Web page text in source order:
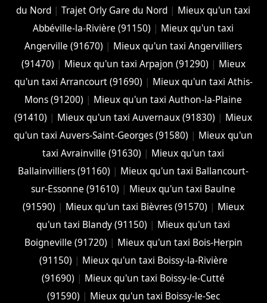
du Nord |Trajet Orly Gare du Nord | Mieux qu'un taxi
Abbéville-la-Rivière (91150) | Mieux qu'un taxi
Angerville (91670) | Mieux qu'un taxi Angervilliers
(91470) | Mieux qu'un taxi Arpajon (91290) | Mieux
qu'un taxi Arrancourt (91690) | Mieux qu'un taxi Athis-
Mons (91200) | Mieux qu'un taxi Authon-la-Plaine
(91410) | Mieux qu'un taxi Auvernaux (91830) | Mieux
qu'un taxi Auvers-Saint-Georges (91580) | Mieux qu'un
taxi Avrainville (91630) | Mieux qu'un taxi
Ballainvilliers (91160) | Mieux qu'un taxi Ballancourt-
sur-Essonne (91610) | Mieux qu'un taxi Baulne
(91590) | Mieux qu'un taxi Bièvres (91570) | Mieux
qu'un taxi Blandy (91150) | Mieux qu'un taxi
Boigneville (91720) | Mieux qu'un taxi Bois-Herpin
(91150) | Mieux qu'un taxi Boissy-la-Rivière
(91690) | Mieux qu'un taxi Boissy-le-Cutté
(91590) | Mieux qu'un taxi Boissy-le-Sec